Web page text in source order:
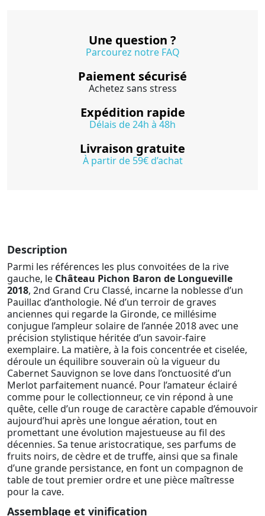
Une question ?
Parcourez notre FAQ
Paiement sécurisé
Achetez sans stress
Expédition rapide
Délais de 24h à 48h
Livraison gratuite
À partir de 59€ d’achat
Description
Parmi les références les plus convoitées de la rive
gauche, le Château Pichon Baron de Longueville
2018, 2nd Grand Cru Classé, incarne la noblesse d’un
Pauillac d’anthologie. Né d’un terroir de graves
anciennes qui regarde la Gironde, ce millésime
conjugue l’ampleur solaire de l’année 2018 avec une
précision stylistique héritée d’un savoir-faire
exemplaire. La matière, à la fois concentrée et ciselée,
déroule un équilibre souverain où la vigueur du
Cabernet Sauvignon se love dans l’onctuosité d’un
Merlot parfaitement nuancé. Pour l’amateur éclairé
comme pour le collectionneur, ce vin répond à une
quête, celle d’un rouge de caractère capable d’émouvoir
aujourd’hui après une longue aération, tout en
promettant une évolution majestueuse au fil des
décennies. Sa tenue aristocratique, ses parfums de
fruits noirs, de cèdre et de truffe, ainsi que sa finale
d’une grande persistance, en font un compagnon de
table de tout premier ordre et une pièce maîtresse
pour la cave.
Assemblage et vinification